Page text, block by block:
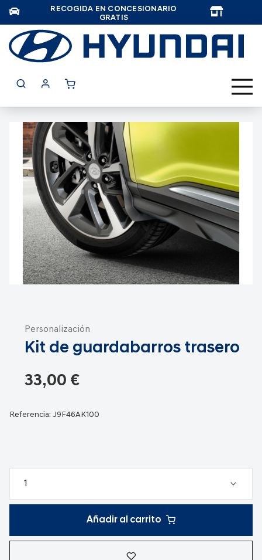
RECOGIDA EN CONCESIONARIO
GRATIS
Personalización
Kit de guardabarros trasero
33,00 €
Referencia: J9F46AK100
Añadir al carrito
Saltar
final
imágenes
comienzo
galería